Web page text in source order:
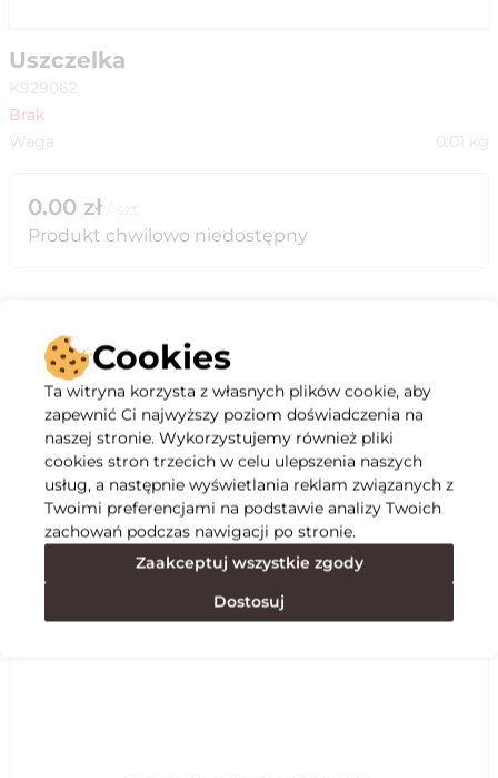
Uszczelka
K929062
Brak
Waga
0.01 kg
0.00 zł
Produkt chwilowo niedostępny
Opis
Specyfikacja
Polecane
Cookies
Ta witryna korzysta z własnych plików cookie, aby
zapewnić Ci najwyższy poziom doświadczenia na
naszej stronie. Wykorzystujemy również pliki
cookies stron trzecich w celu ulepszenia naszych
usług, a następnie wyświetlania reklam związanych z
Twoimi preferencjami na podstawie analizy Twoich
zachowań podczas nawigacji po stronie.
Zaakceptuj wszystkie zgody
Dostosuj